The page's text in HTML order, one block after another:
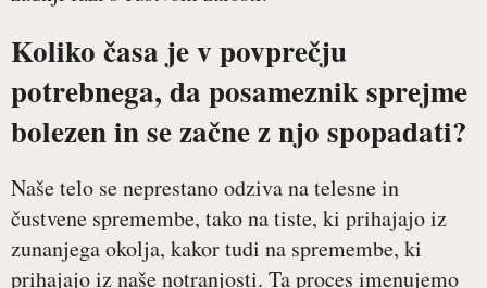
Koliko časa je v povprečju
potrebnega, da posameznik sprejme
bolezen in se začne z njo spopadati?
Naše telo se neprestano odziva na telesne in
čustvene spremembe, tako na tiste, ki prihajajo iz
zunanjega okolja, kakor tudi na spremembe, ki
prihajajo iz naše notranjosti. Ta proces imenujemo